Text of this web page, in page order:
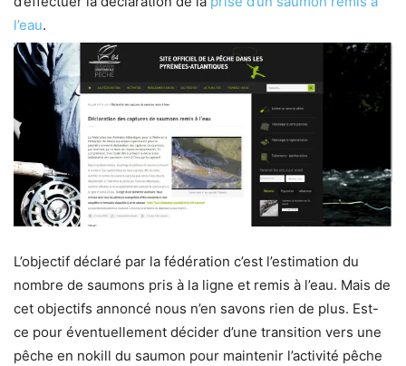
l’eau.
L’objectif déclaré par la fédération c’est l’estimation du
nombre de saumons pris à la ligne et remis à l’eau. Mais de
cet objectifs annoncé nous n’en savons rien de plus. Est-
ce pour éventuellement décider d’une transition vers une
pêche en nokill du saumon pour maintenir l’activité pêche